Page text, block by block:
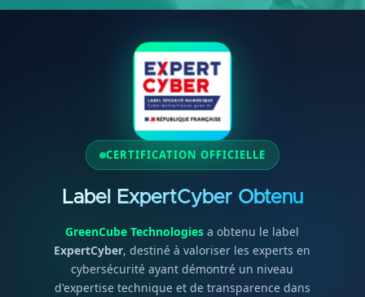
CERTIFICATION OFFICIELLE
Label ExpertCyber Obtenu
GreenCube Technologies a obtenu le label
ExpertCyber, destiné à valoriser les experts en
cybersécurité ayant démontré un niveau
d'expertise technique et de transparence dans